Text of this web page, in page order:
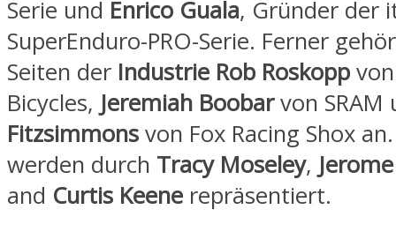
Serie und Enrico Guala, Gründer der
SuperEnduro-PRO-Serie. Ferner
Seiten der Industrie Rob Roskopp
Bicycles, Jeremiah Boobarvon SRAM
Fitzsimmons von Fox Racing Shox
werden durch Tracy Moseley,
and Curtis Keene repräsentiert.